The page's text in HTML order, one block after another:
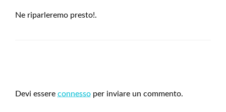
Ne riparleremo presto!.
Devi essere connesso per inviare un commento.